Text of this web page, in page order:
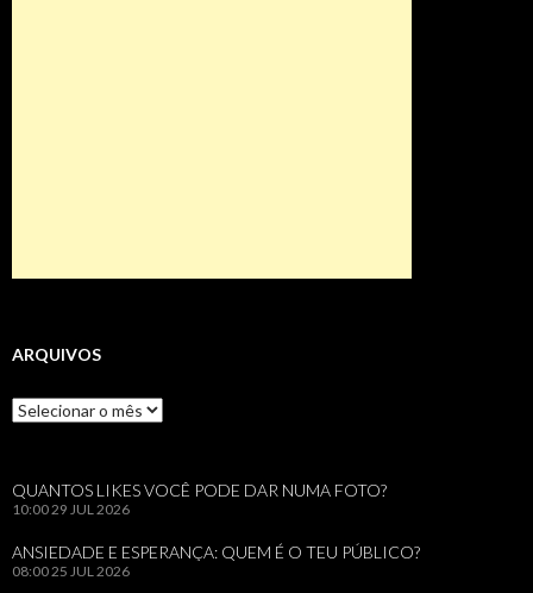
ARQUIVOS
Arquivos
QUANTOS LIKES VOCÊ PODE DAR NUMA FOTO?
10:00 29 JUL 2026
ANSIEDADE E ESPERANÇA: QUEM É O TEU PÚBLICO?
08:00 25 JUL 2026